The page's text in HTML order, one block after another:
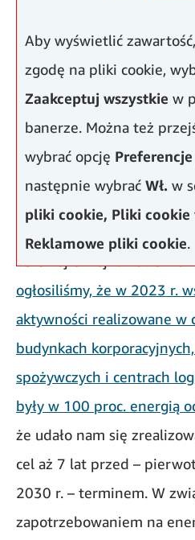
Aby wyświetlić
zgodę na pliki cookie,
Zaakceptuj wszystkie w
banerze. Można też
wybrać opcję
następnie wybrać Wł. w
pliki cookie, Pliki cookie
Reklamowe pliki cookie.
ogłosiliśmy, że w 2023 r.
aktywności realizowane w
budynkach
spożywczych i centrach
były w 100 proc. energią
że udało nam się
cel aż 7 lat przed –
2030 r. – terminem. W
zapotrzebowaniem na